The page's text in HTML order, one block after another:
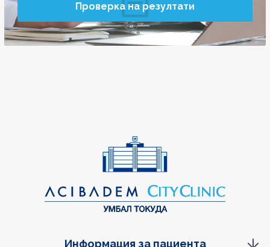
Проверка на резултати
Информация за пациента